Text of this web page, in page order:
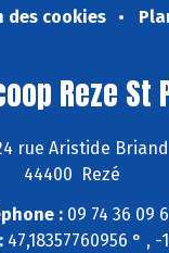
des cookies
Reze St
rue Aristide Briand
44400 Rezé
:09 74 36 09
47,18357760956 ° , -